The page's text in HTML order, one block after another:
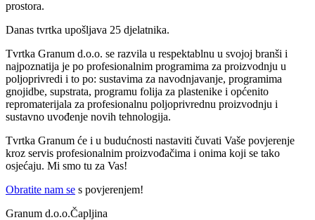
prostora.
Danas tvrtka upošljava 25 djelatnika.
Tvrtka Granum d.o.o. se razvila u respektablnu u svojoj branši i
najpoznatija je po profesionalnim programima za proizvodnju u
poljoprivredi i to po: sustavima za navodnjavanje, programima
gnojidbe, supstrata, programu folija za plastenike i općenito
repromaterijala za profesionalnu poljoprivrednu proizvodnju i
sustavno uvođenje novih tehnologija.
Tvrtka Granum će i u budućnosti nastaviti čuvati Vaše povjerenje
kroz servis profesionalnim proizvođačima i onima koji se tako
osjećaju. Mi smo tu za Vas!
Obratite nam se s povjerenjem!
Granum d.o.o.Čapljina